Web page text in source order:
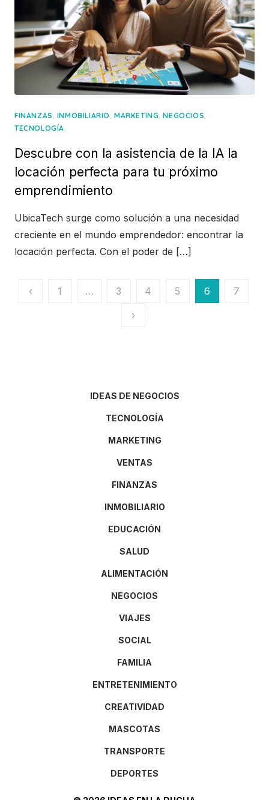
FINANZAS, INMOBILIARIO,MARKETING,NEGOCIOS,
TECNOLOGÍA
Descubre con la asistencia de la IA la
locación perfecta para tu próximo
emprendimiento
UbicaTech surge como solución a una necesidad
creciente en el mundo emprendedor: encontrar la
locación perfecta. Con el poder de […]
Paginación
‹ 1 … 3 4 5 6
7
›
IDEAS DE NEGOCIOS
TECNOLOGÍA
MARKETING
VENTAS
FINANZAS
INMOBILIARIO
EDUCACIÓN
SALUD
ALIMENTACIÓN
NEGOCIOS
VIAJES
SOCIAL
FAMILIA
ENTRETENIMIENTO
CREATIVIDAD
MASCOTAS
TRANSPORTE
DEPORTES